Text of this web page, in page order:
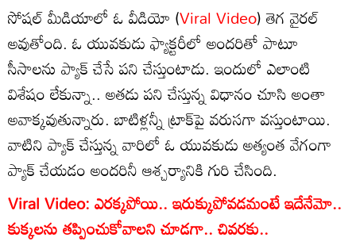
సోషల్ మీడియాలో ఓ వీడియో (Viral Video) తెగ వైరల్
అవుతోంది. ఓ యువకుడు ఫ్యాక్టరీలో అందరితో పాటూ
సీసాలను ప్యాక్ చేసే పని చేస్తుంటాడు. ఇందులో ఎలాంటి
విశేషం లేకున్నా.. అతడు పని చేస్తున్న విధానం చూసి అంతా
అవాక్కవుతున్నారు. బాటిళ్లన్నీ ట్రాక్‌పై వరుసగా వస్తుంటాయి.
వాటిని ప్యాక్ చేస్తున్న వారిలో ఓ యువకుడు అత్యంత వేగంగా
ప్యాక్ చేయడం అందరినీ ఆశ్చర్యానికి గురి చేసింది.
Viral Video: ఎరక్కపోయి.. ఇరుక్కుపోవడమంటే ఇదేనేమో..
కుక్కలను తప్పించుకోవాలని చూడగా.. చివరకు..